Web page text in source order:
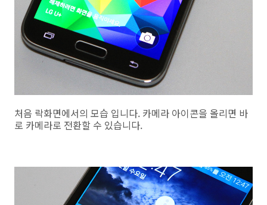
처음 락화면에서의 모습 입니다. 카메라 아이콘을 올리면 바
로 카메라로 전환할 수 있습니다.